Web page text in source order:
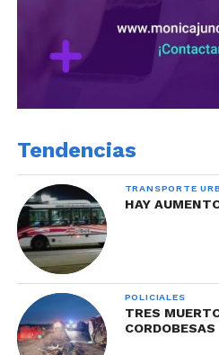
Tendencias
TRANSPORTE
HAY
POLICIALES
TRES
CORDOBESAS